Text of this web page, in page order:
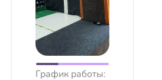
График работы: